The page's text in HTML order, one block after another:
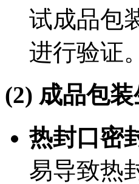
试成品包
进行验证。
(2) 成品包
热封口密
易导致热